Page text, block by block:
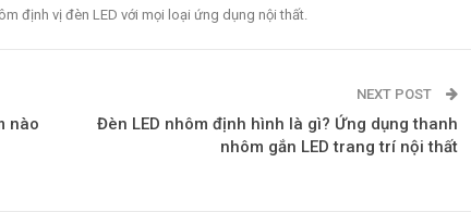
định vị đèn LED với mọi loại ứng dụng nội thất.
nào
NEXT POST
Đèn LED nhôm định hình là gì? Ứng dụng thanh
nhôm gắn LED trang trí nội thất